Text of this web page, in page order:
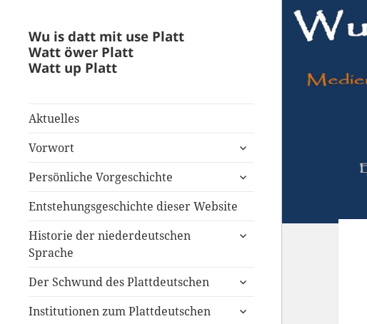
Wu is datt mit use Platt
Watt öwer Platt
Watt up Platt
Aktuelles
Vorwort
untermenü
Persönliche Vorgeschichte
untermenü
Entstehungsgeschichte dieser Website
Historie der niederdeutschen
Sprache
untermenü
Der Schwund des Plattdeutschen
untermenü
Institutionen zum Plattdeutschen
untermenü